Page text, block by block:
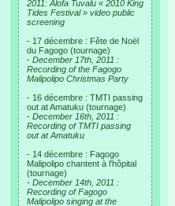
2011: Alofa Tuvalu « 2010 King
Tides Festival » video public
screening
- 17 décembre : Fête de Noël
du Fagogo (tournage)
- December 17th, 2011 :
Recording of the Fagogo
Malipolipo Christmas Party
- 16 décembre : TMTI passing
out at Amatuku (tournage)
- December 16th, 2011 :
Recording of TMTI passing
out at Amatuku
- 14 décembre : Fagogo
Malipolipo chantent à l'hôpital
(tournage)
- December 14th, 2011 :
Recording of Fagogo
Malipolipo singing at the